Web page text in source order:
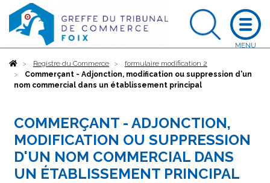
AccueilRegistre du Commerce
formulaire modification 2
Commerçant - Adjonction, modification ou suppression d'un
nom commercial dans un établissement principal
COMMERÇANT - ADJONCTION,
MODIFICATION OU SUPPRESSION
D'UN NOM COMMERCIAL DANS
UN ÉTABLISSEMENT PRINCIPAL